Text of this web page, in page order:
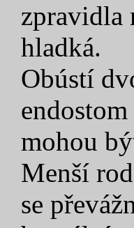
zpravidla
hladká.
Obústí
mohou
Menší
se